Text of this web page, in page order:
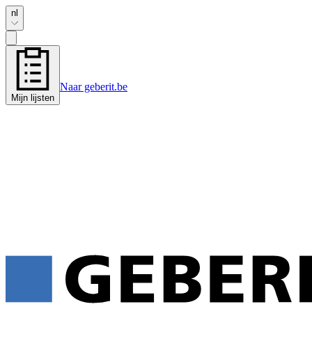
nl
Mijn lijsten
Naar geberit.be